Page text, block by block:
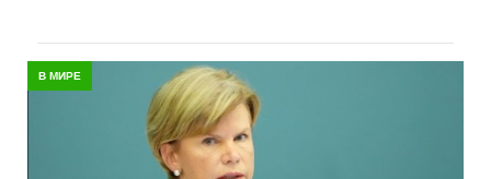
В МИРЕ